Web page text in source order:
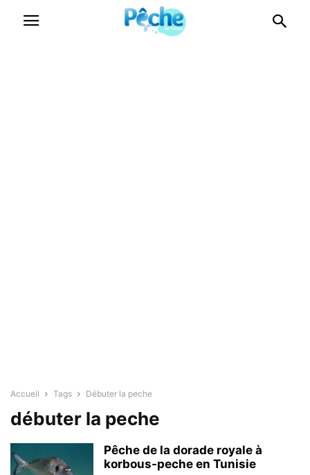
Accueil Tags Débuter la peche
débuter la peche
Pêche de la dorade royale à
korbous-peche en Tunisie